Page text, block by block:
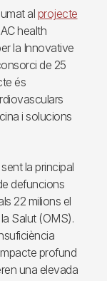
al projecte
health
la Innovative
de 25
és
i solucions
la principal
defuncions
22 milions el
Salut (OMS).
profund
una elevada